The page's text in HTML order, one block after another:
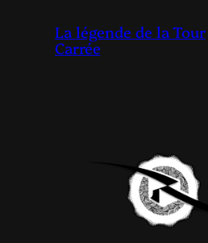
La légende de la Tour
Carrée